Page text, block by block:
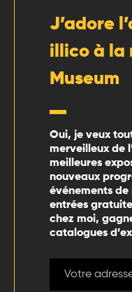
J’adore
illico à la
Museum
Oui, je veux
merveilleux de
meilleures
nouveaux
événements
entrées
chez moi,
catalogues